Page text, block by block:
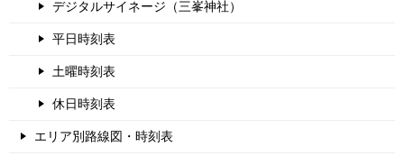
デジタルサイネージ（三峯神社）
平日時刻表
土曜時刻表
休日時刻表
エリア別路線図・時刻表